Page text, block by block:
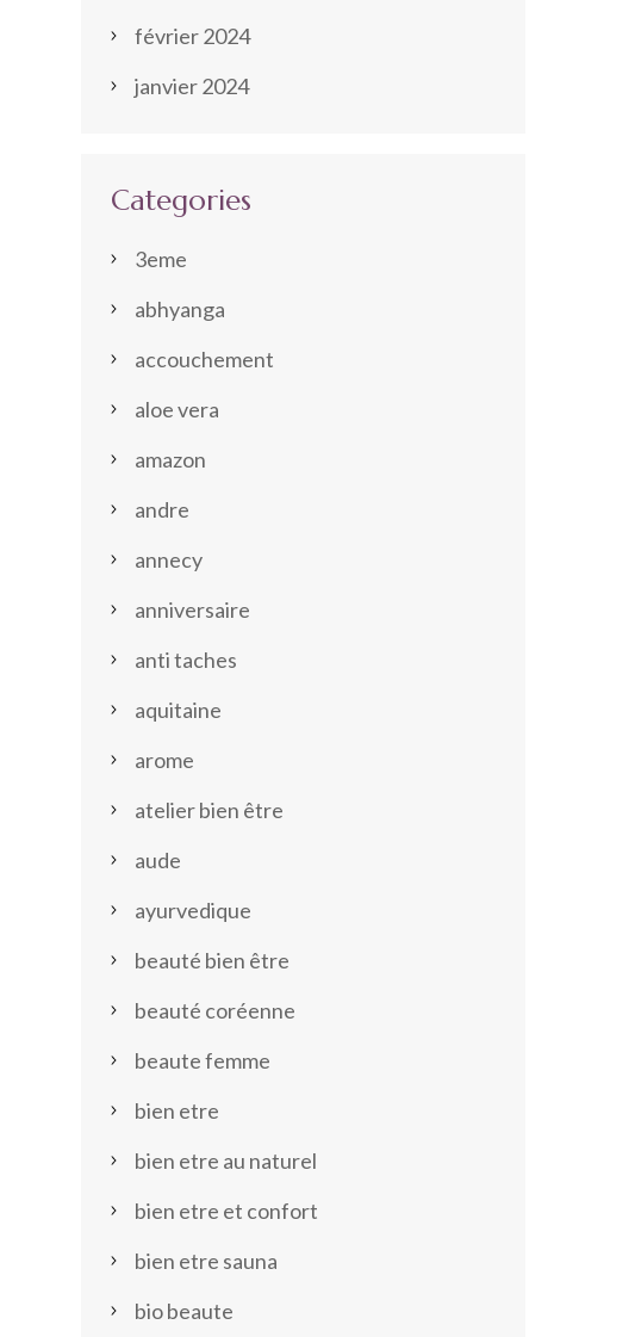
février 2024
janvier 2024
Categories
3eme
abhyanga
accouchement
aloe vera
amazon
andre
annecy
anniversaire
anti taches
aquitaine
arome
atelier bien être
aude
ayurvedique
beauté bien être
beauté coréenne
beaute femme
bien etre
bien etre au naturel
bien etre et confort
bien etre sauna
bio beaute